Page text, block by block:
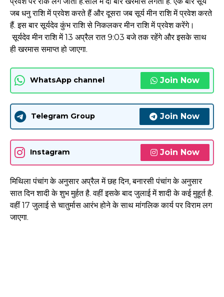
जब धनु राशि में प्रवेश करते हैं और दूसरा जब सूर्य मीन राशि में प्रवेश करते
हैं. इस बार सूर्यदेव कुंभ राशि से निकलकर मीन राशि में प्रवेश करेंगे।
सूर्यदेव मीन राशि में 13 अप्रैल रात 9:03 बजे तक रहेंगे और इसके साथ
ही खरमास समाप्त हो जाएगा.
WhatsApp channel Join Now
Telegram Group Join Now
Instagram Join Now
मिथिला पंचांग के अनुसार अप्रैल में छह दिन, बनारसी पंचांग के अनुसार
सात दिन शादी के शुभ मुर्हत है. वहीं इसके बाद जुलाई में शादी के कई मुहूर्त है.
वहीं 17 जुलाई से चातुर्मास आरंभ होने के साथ मांगलिक कार्य पर विराम लग
जाएगा.